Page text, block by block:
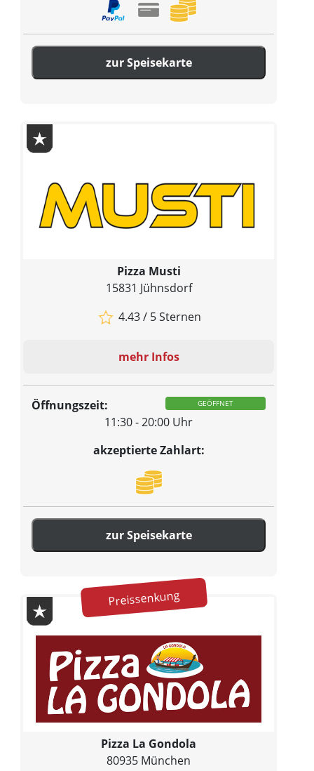
zur Speisekarte
Pizza Musti
15831 Jühnsdorf
4.43 / 5 Sternen
mehr Infos
Öffnungszeit: GEÖFFNET
11:30 - 20:00 Uhr
akzeptierte Zahlart:
zur Speisekarte
Preissenkung
Pizza La Gondola
80935 München